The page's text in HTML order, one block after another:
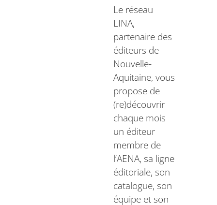
Le réseau
LINA,
partenaire des
éditeurs de
Nouvelle-
Aquitaine, vous
propose de
(re)découvrir
chaque mois
un éditeur
membre de
l’AENA, sa ligne
éditoriale, son
catalogue, son
équipe et son